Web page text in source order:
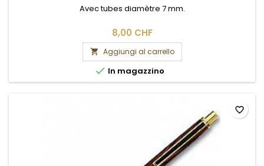
Avec tubes diamètre 7 mm.
8,00 CHF
 Aggiungi al carrello
 In magazzino
favorite_border